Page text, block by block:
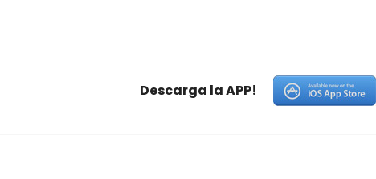
Descarga la APP!